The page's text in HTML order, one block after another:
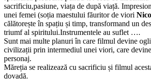
sacrificiu,pasiune, viața de după viață.
unei femei (soția maestului făuritor de viori
călătorește în spațiu și timp, transformand un
triumf al spiritului.Instrumentele au suflet ….
Sunt mai multe planuri în care filmul devine
civilizații prin intermediul unei viori, care
personaj.
Măreția se realizează cu sacrificiu și filmul
dovadă.